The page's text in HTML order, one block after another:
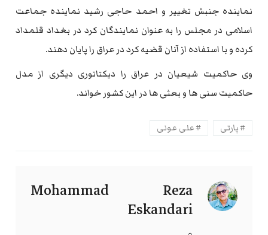
نماینده جنبش تغییر و احمد حاجی رشید نماینده جماعت
اسلامی در مجلس را به عنوان نمایندگان کرد در بغداد قلمداد
کرده و با استفاده از آنان قضیه کرد در عراق را پایان دهند.
وی حاکمیت شیعیان در عراق را دیکتاتوری دیگری از مدل
حاکمیت سنی ها و بعثی ها در این کشور خواند.
پارتی علی عونی
Mohammad Reza
Eskandari